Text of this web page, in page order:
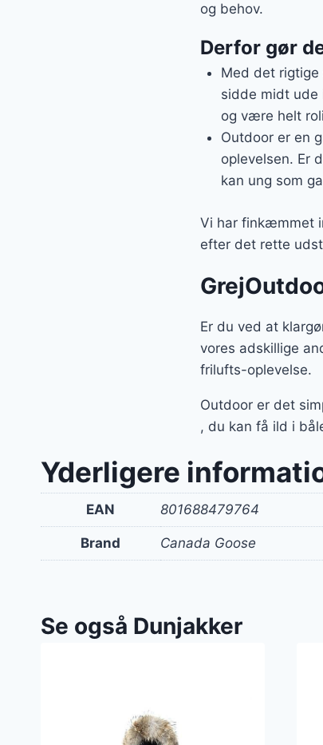
og behov.
Derfor gør
Med det
sidde midt ude
og være helt
Outdoor er en
oplevelsen. Er
kan ung som
Vi har finkæmmet
efter det rette
Er du ved at
vores adskillige
frilufts-oplevelse.
Outdoor er det
, du kan få ild i
Yderligere
EAN 801688479764
Brand Canada Goose
Se også Dunjakker